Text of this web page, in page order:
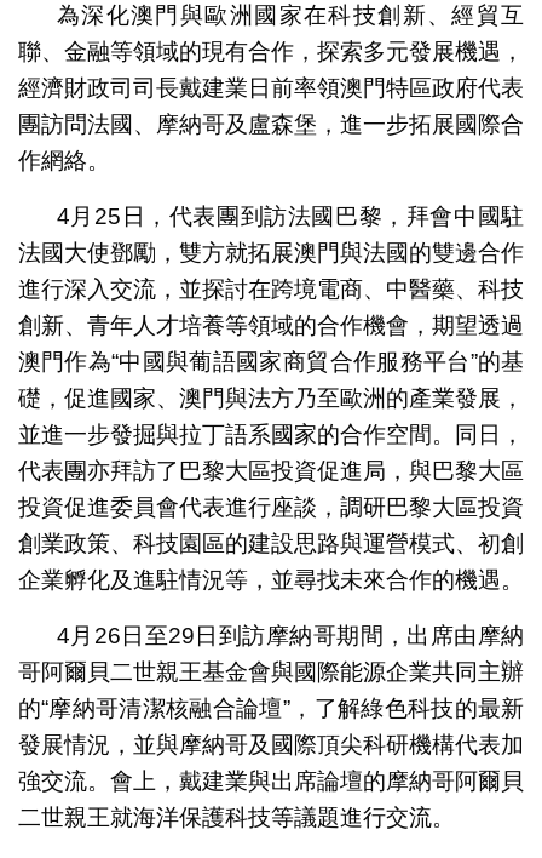
為深化澳門與歐洲國家在科技創新、經貿互
聯、金融等領域的現有合作，探索多元發展機遇，
經濟財政司司長戴建業日前率領澳門特區政府代表
團訪問法國、摩納哥及盧森堡，進一步拓展國際合
作網絡。
4月25日，代表團到訪法國巴黎，拜會中國駐
法國大使鄧勵，雙方就拓展澳門與法國的雙邊合作
進行深入交流，並探討在跨境電商、中醫藥、科技
創新、青年人才培養等領域的合作機會，期望透過
澳門作為“中國與葡語國家商貿合作服務平台”的基
礎，促進國家、澳門與法方乃至歐洲的產業發展，
並進一步發掘與拉丁語系國家的合作空間。同日，
代表團亦拜訪了巴黎大區投資促進局，與巴黎大區
投資促進委員會代表進行座談，調研巴黎大區投資
創業政策、科技園區的建設思路與運營模式、初創
企業孵化及進駐情況等，並尋找未來合作的機遇。
4月26日至29日到訪摩納哥期間，出席由摩納
哥阿爾貝二世親王基金會與國際能源企業共同主辦
的“摩納哥清潔核融合論壇”，了解綠色科技的最新
發展情況，並與摩納哥及國際頂尖科研機構代表加
強交流。會上，戴建業與出席論壇的摩納哥阿爾貝
二世親王就海洋保護科技等議題進行交流。